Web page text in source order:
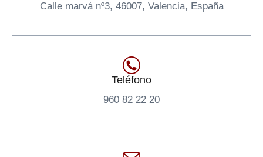
Calle marvá nº3, 46007, Valencia, España
Teléfono
960 82 22 20